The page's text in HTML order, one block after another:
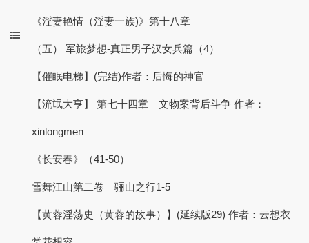
《淫妻艳情（淫妻一族)》第十八章
（五） 军旅梦想-真正男子汉女兵篇（4）
【催眠电梯】(完结)作者：后悔的神官
【流氓大亨】 第七十四章 文物案背后斗争 作者：
xinlongmen
《长安春》（41-50）
雪舞江山第二卷 骊山之行1-5
【黄蓉淫荡史（黄蓉的故事）】(延续版29) 作者：云想衣